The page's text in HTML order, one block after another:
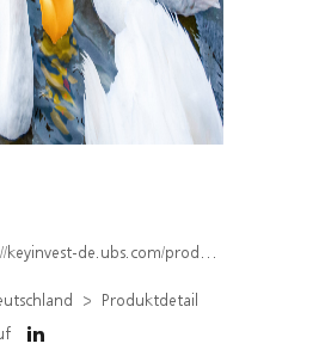
de.ubs.com/produkt/detail/index/isin/DE000WA1E1N4
Produktdetail